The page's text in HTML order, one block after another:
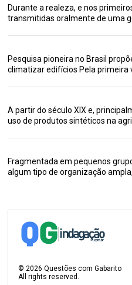
Durante a realeza, e nos
transmitidas oralmente de uma
Pesquisa pioneira no Brasil
climatizar edifícios Pela primeira
A partir do século XIX e,
uso de produtos sintéticos na
Fragmentada em pequenos
algum tipo de organização
© 2026 Questões com Gabarito
All rights reserved.